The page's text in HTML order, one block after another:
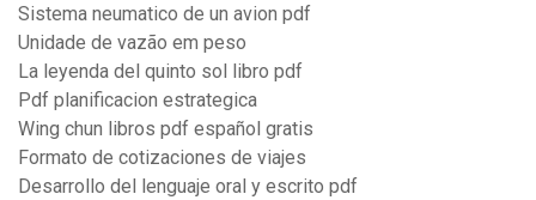
Sistema neumatico de un avion pdf
Unidade de vazão em peso
La leyenda del quinto sol libro pdf
Pdf planificacion estrategica
Wing chun libros pdf español gratis
Formato de cotizaciones de viajes
Desarrollo del lenguaje oral y escrito pdf